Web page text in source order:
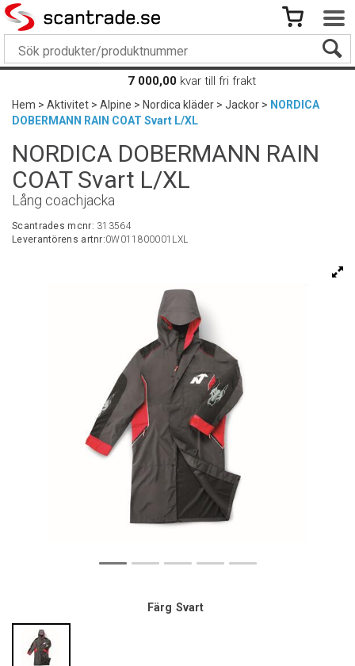
7 000,00 kvar till fri frakt
Hem>Aktivitet>Alpine>Nordica kläder>Jackor> NORDICA
DOBERMANN RAIN COAT Svart L/XL
NORDICA DOBERMANN RAIN
COAT Svart L/XL
Lång coachjacka
Scantrades mcnr: 313564
Leverantörens artnr:0W011800001LXL
Färg Svart